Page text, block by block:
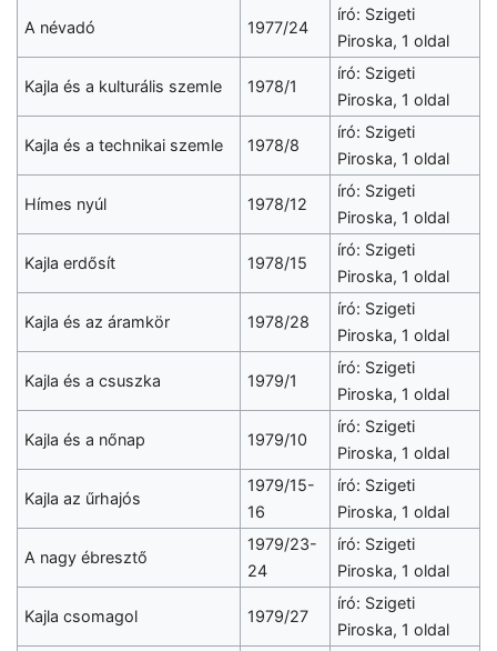
A névadó 1977/24
író: Szigeti
Piroska, 1 oldal
Kajla és a kulturális szemle 1978/1
író: Szigeti
Piroska, 1 oldal
Kajla és a technikai szemle 1978/8
író: Szigeti
Piroska, 1 oldal
Hímes nyúl 1978/12
író: Szigeti
Piroska, 1 oldal
Kajla erdősít 1978/15
író: Szigeti
Piroska, 1 oldal
Kajla és az áramkör 1978/28
író: Szigeti
Piroska, 1 oldal
Kajla és a csuszka 1979/1
író: Szigeti
Piroska, 1 oldal
Kajla és a nőnap 1979/10
író: Szigeti
Piroska, 1 oldal
Kajla az űrhajós
1979/15-
16
író: Szigeti
Piroska, 1 oldal
A nagy ébresztő
1979/23-
24
író: Szigeti
Piroska, 1 oldal
Kajla csomagol 1979/27
író: Szigeti
Piroska, 1 oldal